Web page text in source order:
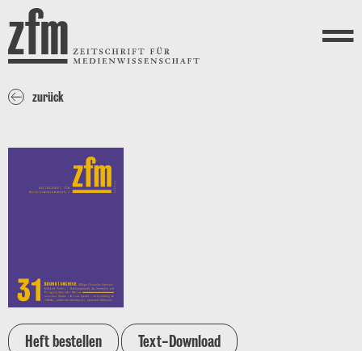
Direkt zum Inhalt
ZEITSCHRIFT FÜR
MEDIENWISSENSCHAFT
Menü
zurück
Heft bestellen Text-Download